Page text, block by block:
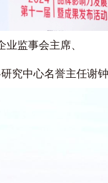
监事会主席、
究中心名誉主任谢